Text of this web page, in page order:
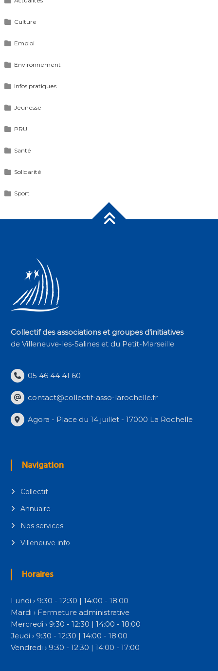
Culture
Emploi
Environnement
Infos pratiques
Jeunesse
PRU
Santé
Solidarité
Sport
Collectif des associations et groupes d'initiatives
de Villeneuve-les-Salines et du Petit-Marseille
05 46 44 41 60
contact@collectif-asso-larochelle.fr
Agora - Place du 14 juillet - 17000 La Rochelle
Navigation
Collectif
Annuaire
Nos services
Villeneuve info
Horaires
Lundi › 9:30 - 12:30 | 14:00 - 18:00
Mardi › Fermeture administrative
Mercredi › 9:30 - 12:30 | 14:00 - 18:00
Jeudi › 9:30 - 12:30 | 14:00 - 18:00
Vendredi › 9:30 - 12:30 | 14:00 - 17:00